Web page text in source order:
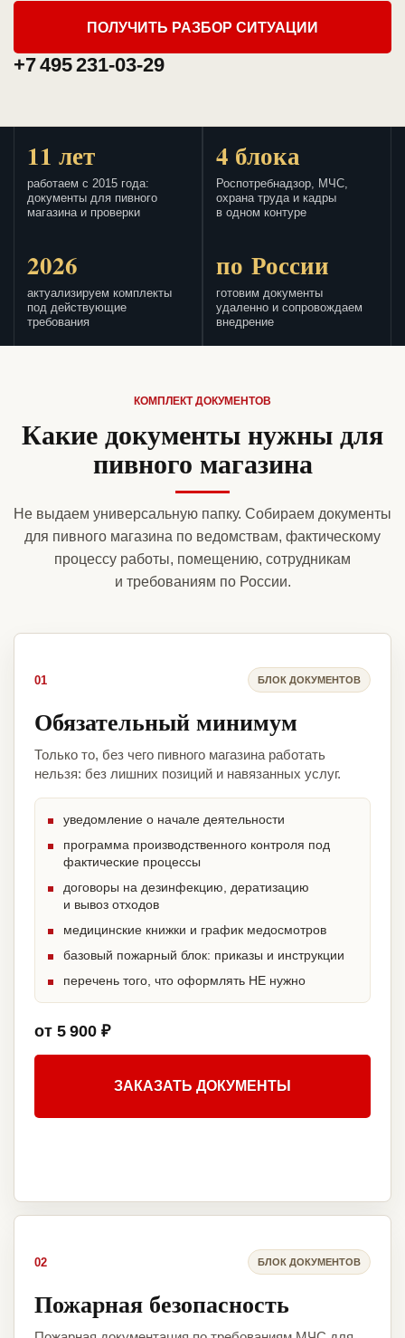
ПОЛУЧИТЬ РАЗБОР СИТУАЦИИ
+7 495 231-03-29
11 лет
работаем с 2015 года:
документы для пивного
магазина и проверки
4 блока
Роспотребнадзор, МЧС,
охрана труда и кадры
в одном контуре
2026
актуализируем комплекты
под действующие
требования
по России
готовим документы
удаленно и сопровождаем
внедрение
КОМПЛЕКТ ДОКУМЕНТОВ
Какие документы нужны для
пивного магазина
Не выдаем универсальную папку. Собираем документы
для пивного магазина по ведомствам, фактическому
процессу работы, помещению, сотрудникам
и требованиям по России.
01 БЛОК ДОКУМЕНТОВ
Обязательный минимум
Только то, без чего пивного магазина работать
нельзя: без лишних позиций и навязанных услуг.
уведомление о начале деятельности
программа производственного контроля под
фактические процессы
договоры на дезинфекцию, дератизацию
и вывоз отходов
медицинские книжки и график медосмотров
базовый пожарный блок: приказы и инструкции
перечень того, что оформлять НЕ нужно
от 5 900 ₽
ЗАКАЗАТЬ ДОКУМЕНТЫ
02 БЛОК ДОКУМЕНТОВ
Пожарная безопасность